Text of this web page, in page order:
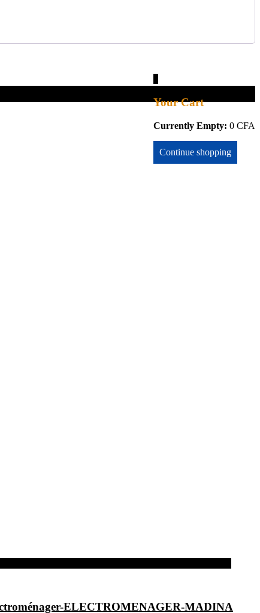
Your Cart
Currently Empty: 0 CFA
Continue shopping
ELECTROMENAGER-MADINA